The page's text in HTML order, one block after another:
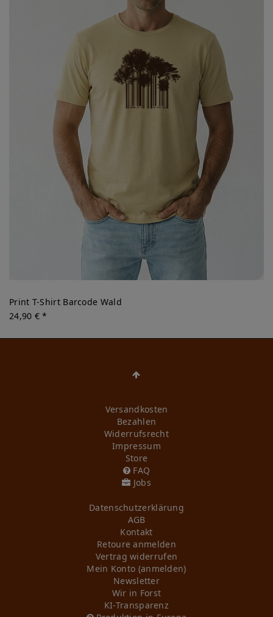
Print T-Shirt Barcode Wald
24,90 € *
Versandkosten
Bezahlen
Widerrufs­recht
Impressum
Store
FAQ
Jobs
Daten­schutz­erklärung
AGB
Kontakt
Retoure anmelden
Vertrag widerrufen
Mein Konto (anmelden)
Newsletter
Wir in Forst
KI-Transparenz